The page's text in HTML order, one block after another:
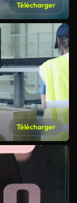
Télécharger
Télécharger